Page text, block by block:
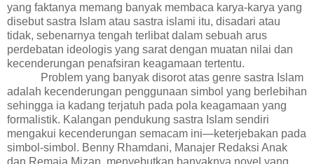
yang faktanya memang banyak membaca karya-karya yang
disebut sastra Islam atau sastra islami itu, disadari atau
tidak, sebenarnya tengah terlibat dalam sebuah arus
perdebatan ideologis yang sarat dengan muatan nilai dan
kecenderungan penafsiran keagamaan tertentu.
Problem yang banyak disorot atas genre sastra Islam
adalah kecenderungan penggunaan simbol yang berlebihan
sehingga ia kadang terjatuh pada pola keagamaan yang
formalistik. Kalangan pendukung sastra Islam sendiri
mengakui kecenderungan semacam ini—keterjebakan pada
simbol-simbol. Benny Rhamdani, Manajer Redaksi Anak
dan Remaja Mizan, menyebutkan banyaknya novel yang